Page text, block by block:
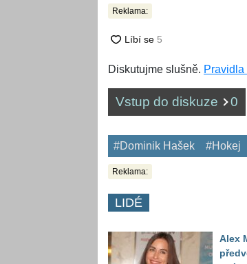
Reklama:
Diskutujme slušně.
Vstup do diskuze 0
#Dominik Hašek #Hokej
Reklama:
LIDÉ
Alex